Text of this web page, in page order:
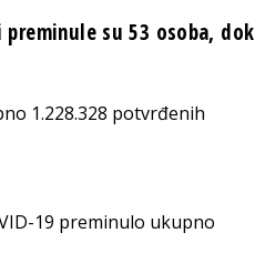
su 53 osoba, dok
1.228.328 potvrđenih
19 preminulo ukupno